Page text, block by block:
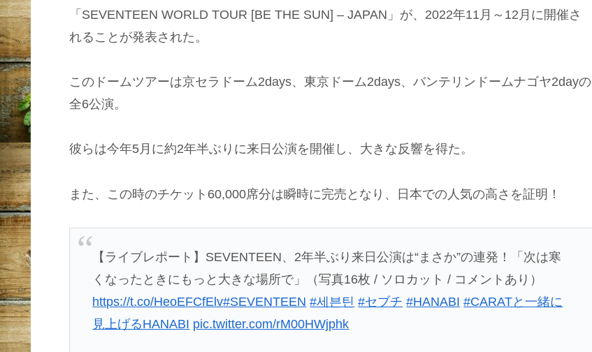
「SEVENTEEN WORLD TOUR [BE THE SUN] – JAPAN」が、2022年11月～12月に開催さ
れることが発表された。
このドームツアーは京セラドーム2days、東京ドーム2days、バンテリンドームナゴヤ2dayの
全6公演。
彼らは今年5月に約2年半ぶりに来日公演を開催し、大きな反響を得た。
また、この時のチケット60,000席分は瞬時に完売となり、日本での人気の高さを証明！
【ライブレポート】SEVENTEEN、2年半ぶり来日公演は“まさか”の連発！「次は寒
くなったときにもっと大きな場所で」（写真16枚 / ソロカット / コメントあり）
https://t.co/HeoEFCfElv#SEVENTEEN #세븐틴 #セブチ #HANABI #CARATと一緒に
見上げるHANABI pic.twitter.com/rM00HWjphk